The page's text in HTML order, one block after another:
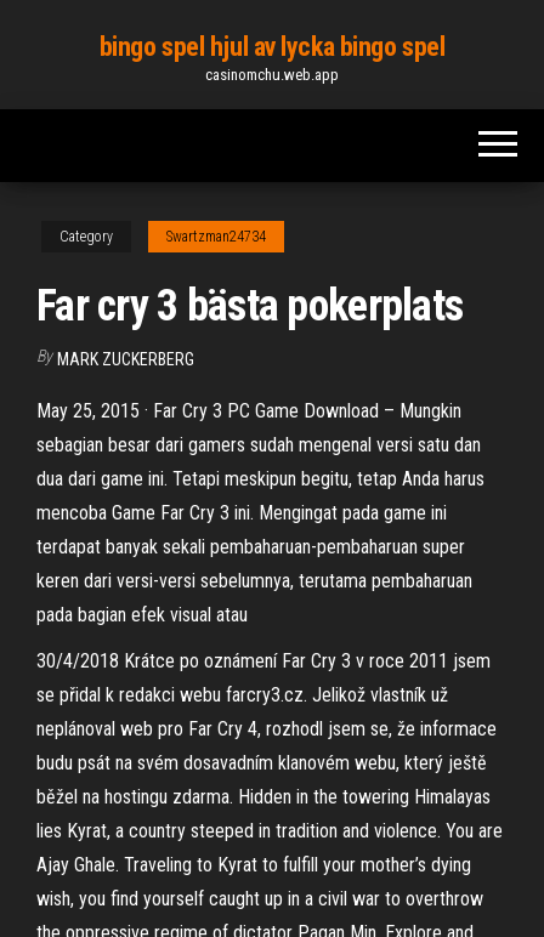
content
bingo spel hjul av lycka bingo spel
casinomchu.web.app
Category Swartzman24734
Far cry 3 bästa pokerplats
By MARK ZUCKERBERG
May 25, 2015 · Far Cry 3 PC Game Download – Mungkin
sebagian besar dari gamers sudah mengenal versi satu dan
dua dari game ini. Tetapi meskipun begitu, tetap Anda harus
mencoba Game Far Cry 3 ini. Mengingat pada game ini
terdapat banyak sekali pembaharuan-pembaharuan super
keren dari versi-versi sebelumnya, terutama pembaharuan
pada bagian efek visual atau
30/4/2018 Krátce po oznámení Far Cry 3 v roce 2011 jsem
se přidal k redakci webu farcry3.cz. Jelikož vlastník už
neplánoval web pro Far Cry 4, rozhodl jsem se, že informace
budu psát na svém dosavadním klanovém webu, který ještě
běžel na hostingu zdarma. Hidden in the towering Himalayas
lies Kyrat, a country steeped in tradition and violence. You are
Ajay Ghale. Traveling to Kyrat to fulfill your mother’s dying
wish, you find yourself caught up in a civil war to overthrow